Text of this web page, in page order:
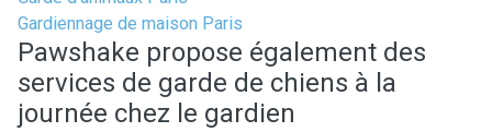
Gardiennage de maison Paris
Pawshake propose également des
services de garde de chiens à la
journée chez le gardien